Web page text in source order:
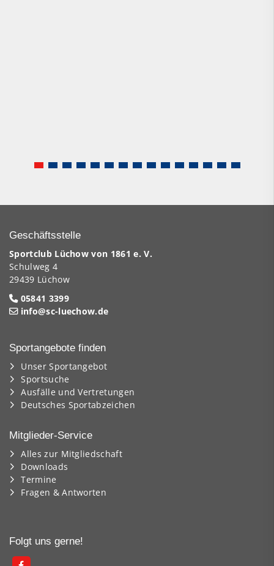
Geschäftsstelle
Sportclub Lüchow von 1861 e. V.
Schulweg 4
29439 Lüchow
05841 3399
info@sc-luechow.de
Sportangebote finden
Unser Sportangebot
Sportsuche
Ausfälle und Vertretungen
Deutsches Sportabzeichen
Mitglieder-Service
Alles zur Mitgliedschaft
Downloads
Termine
Fragen & Antworten
Folgt uns gerne!